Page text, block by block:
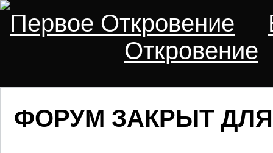
Первое Откровение
Откровение
ФОРУМ ЗАКРЫТ